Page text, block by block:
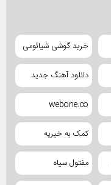
خرید گوشی شیائومی
دانلود آهنگ جدید
webone.co
کمک به خیریه
مفتول سیاه